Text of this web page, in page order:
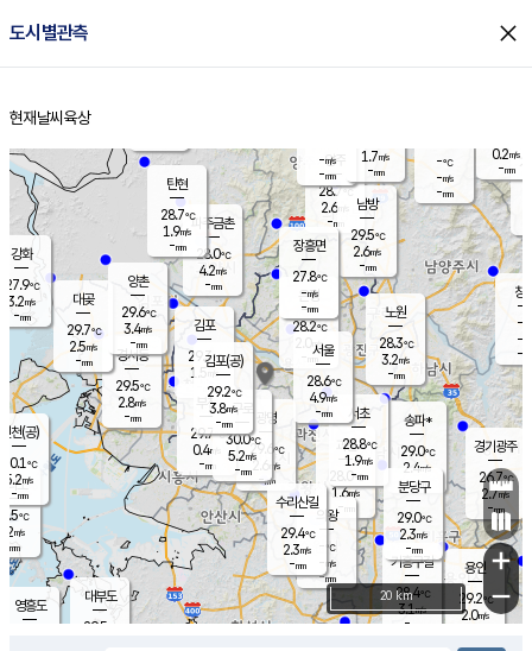
도시별관측 close
홈
현재날씨 육상
의도
℃
m/s
mm
영흥도
양주
28.7℃
2.6
-mm
과천
28.0℃
1.6m/s
- mm
용인
29.2℃
2.0m/s
경기광주
26.7℃
2.7m/s
-mm
대부도
29.5
경서동
29.5℃
2.8m/s
-mm
파주금촌
28.0℃
4.2m/s
-mm
-℃
-m/s
-mm
대곶
29.7℃
2.5m/s
-mm
창
-
-m/
-
탄현
28.7℃
1.9m/s
-mm
0.2m/s
-mm
의왕
- ℃
-m/s
-mm
김포
29.3℃
1.5 m/s
mm
광명
29.6 ℃
2.6 m/s
-mm
부천
29.7℃
0.4m/s
-mm
양촌
29.6℃
3.4m/s
-mm
구로
30.0℃
5.2m/s
-mm
은평
28.2℃
2.0 m/s
- mm
노원
28.3℃
3.2m/s
-mm
송파*
29.0℃
2.4m/s
-mm
서초
28.8℃
1.9m/s
-mm
남방
29.5℃
2.6m/s
-mm
기흥구갈
28.4℃
3.1m/s
-
수리산길
29.4℃
2.3m/s
-mm
분당구
29.0℃
2.3m/s
-mm
장흥면
27.8℃
-m/s
-mm
-m/s
-mm
강화
27.9℃
3.2m/s
-mm
인천(공)
30.1℃
5.2m/s
-mm
김포(공)
29.2℃
3.8m/s
-mm
서울
28.6℃
4.9m/s
-mm
1.7m/s
-mm
+
−
20 km